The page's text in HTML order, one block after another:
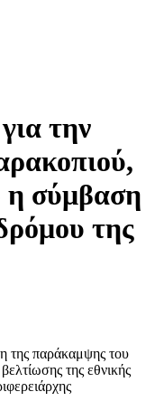
την
η σύμβαση
της
της παράκαμψης του
της εθνικής